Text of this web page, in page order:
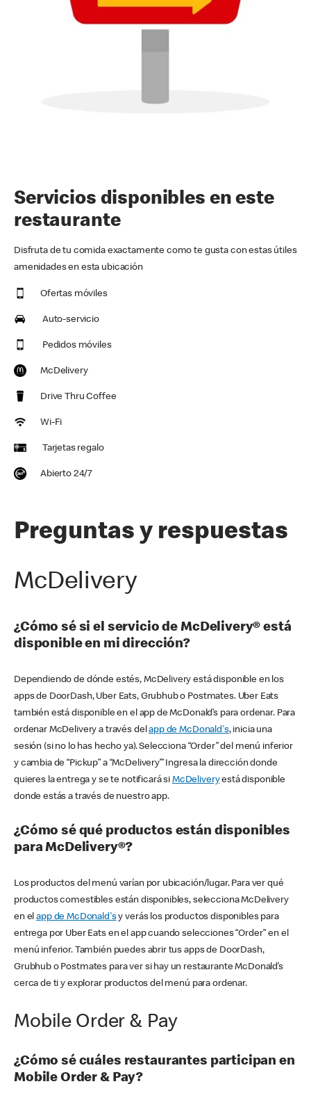
Servicios disponibles en este
restaurante
Disfruta de tu comida exactamente como te gusta con estas útiles
amenidades en esta ubicación
Ofertas móviles
Auto-servicio
Pedidos móviles
McDelivery
Drive Thru Coffee
Wi-Fi
Tarjetas regalo
Abierto 24/7
Preguntas y respuestas
McDelivery
¿Cómo sé si el servicio de McDelivery® está
disponible en mi dirección?
Dependiendo de dónde estés, McDelivery está disponible en los
apps de DoorDash, Uber Eats, Grubhub o Postmates. Uber Eats
también está disponible en el app de McDonald’s para ordenar. Para
ordenar McDelivery a través delapp de McDonald's, inicia una
sesión (si no lo has hecho ya). Selecciona “Order” del menú inferior
y cambia de “Pickup” a “McDelivery’” Ingresa la dirección donde
quieres la entrega y se te notificará si McDeliveryestá disponible
donde estás a través de nuestro app.
¿Cómo sé qué productos están disponibles
para McDelivery®?
Los productos del menú varían por ubicación/lugar. Para ver qué
productos comestibles están disponibles, selecciona McDelivery
en elapp de McDonald'sy verás los productos disponibles para
entrega por Uber Eats en el app cuando selecciones “Order” en el
menú inferior. También puedes abrir tus apps de DoorDash,
Grubhub o Postmates para ver si hay un restaurante McDonald’s
cerca de ti y explorar productos del menú para ordenar.
Mobile Order & Pay
¿Cómo sé cuáles restaurantes participan en
Mobile Order & Pay?